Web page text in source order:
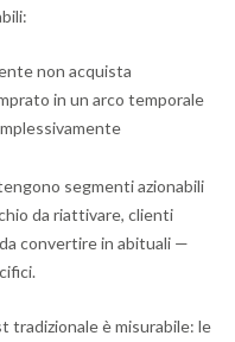
non acquista
in un arco temporale
segmenti azionabili
da riattivare, clienti
convertire in abituali —
tradizionale è misurabile: le